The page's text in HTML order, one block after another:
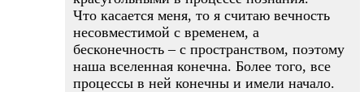
Что касается меня, то я считаю вечность
несовместимой с временем, а
бесконечность – с пространством, поэтому
наша вселенная конечна. Более того, все
процессы в ней конечны и имели начало.